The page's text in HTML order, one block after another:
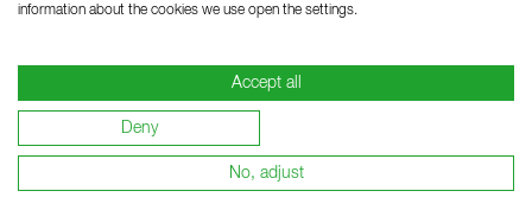
information about the cookies we use open the settings.
Accept all
Deny
No, adjust
Mentions légales Protection des données Grounding Page
CGV Remarques concernant la livraison
Conditions de garantie Devenir sous-traitant